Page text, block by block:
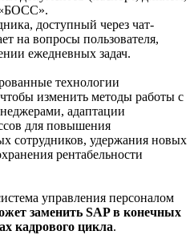
доступный через чат-
на вопросы пользователя,
ежедневных задач.
технологии
изменить методы работы с
адаптации
для повышения
сотрудников, удержания новых
рентабельности
управления персоналом
заменить SAP в конечных
кадрового цикла.